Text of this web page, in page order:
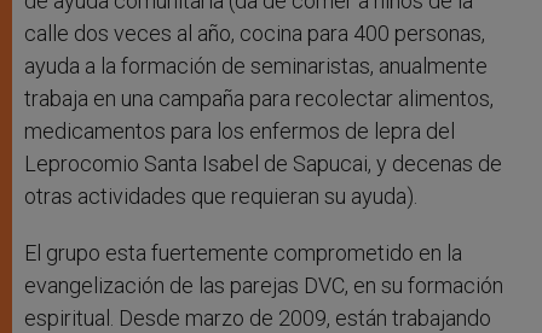
calle dos veces al año, cocina para 400 personas,
ayuda a la formación de seminaristas, anualmente
trabaja en una campaña para recolectar alimentos,
medicamentos para los enfermos de lepra del
Leprocomio Santa Isabel de Sapucai, y decenas de
otras actividades que requieran su ayuda).
El grupo esta fuertemente comprometido en la
evangelización de las parejas DVC, en su formación
espiritual. Desde marzo de 2009, están trabajando